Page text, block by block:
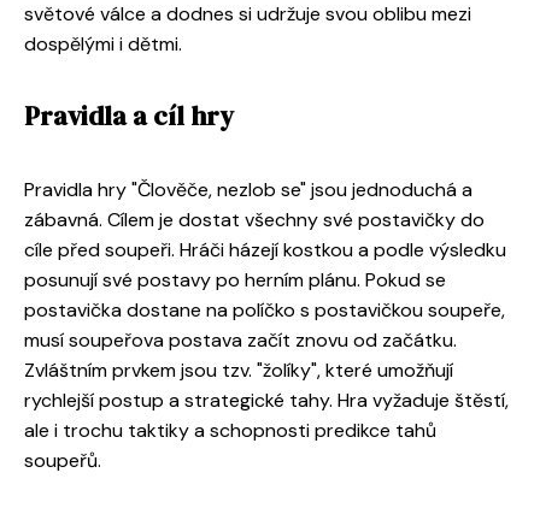
světové válce a dodnes si udržuje svou oblibu mezi
dospělými i dětmi.
Pravidla a cíl hry
Pravidla hry "Člověče, nezlob se" jsou jednoduchá a
zábavná. Cílem je dostat všechny své postavičky do
cíle před soupeři. Hráči házejí kostkou a podle výsledku
posunují své postavy po herním plánu. Pokud se
postavička dostane na políčko s postavičkou soupeře,
musí soupeřova postava začít znovu od začátku.
Zvláštním prvkem jsou tzv. "žolíky", které umožňují
rychlejší postup a strategické tahy. Hra vyžaduje štěstí,
ale i trochu taktiky a schopnosti predikce tahů
soupeřů.